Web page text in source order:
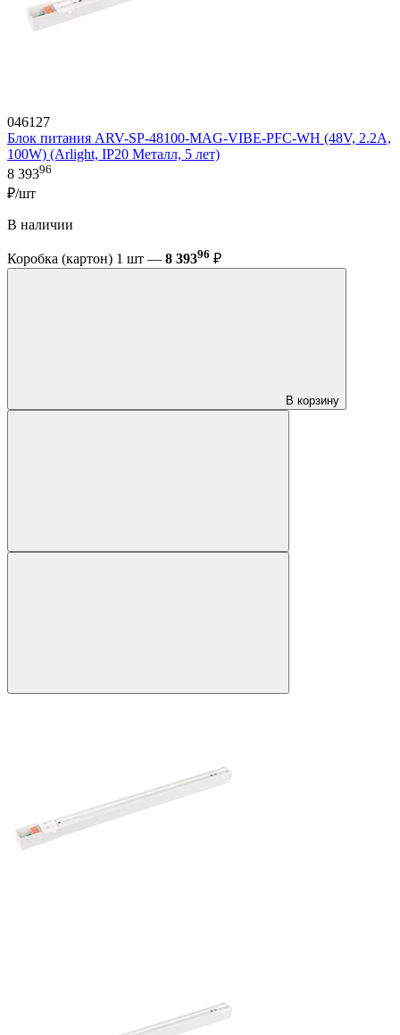
046127
Блок питания ARV-SP-48100-MAG-VIBE-PFC-WH (48V, 2.2A,
100W) (Arlight, IP20 Металл, 5 лет)
8 39396
₽/шт
В наличии
Коробка (картон) 1 шт — 8 39396 ₽
В корзину